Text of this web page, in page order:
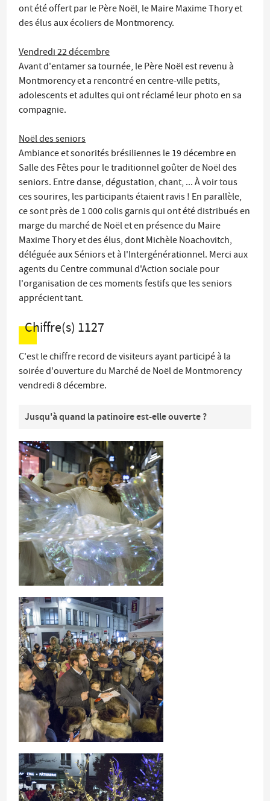
ont été offert par le Père Noël, le Maire Maxime Thory et
des élus aux écoliers de Montmorency.
Vendredi 22 décembre
Avant d'entamer sa tournée, le Père Noël est revenu à
Montmorency et a rencontré en centre-ville petits,
adolescents et adultes qui ont réclamé leur photo en sa
compagnie.
Noël des seniors
Ambiance et sonorités brésiliennes le 19 décembre en
Salle des Fêtes pour le traditionnel goûter de Noël des
seniors. Entre danse, dégustation, chant, ... À voir tous
ces sourires, les participants étaient ravis ! En parallèle,
ce sont près de 1 000 colis garnis qui ont été distribués en
marge du marché de Noël et en présence du Maire
Maxime Thory et des élus, dont Michèle Noachovitch,
déléguée aux Séniors et à l'Intergénérationnel. Merci aux
agents du Centre communal d'Action sociale pour
l'organisation de ces moments festifs que les seniors
apprécient tant.
Chiffre(s) 1127
C'est le chiffre record de visiteurs ayant participé à la
soirée d'ouverture du Marché de Noël de Montmorency
vendredi 8 décembre.
Jusqu'à quand la patinoire est-elle ouverte ?